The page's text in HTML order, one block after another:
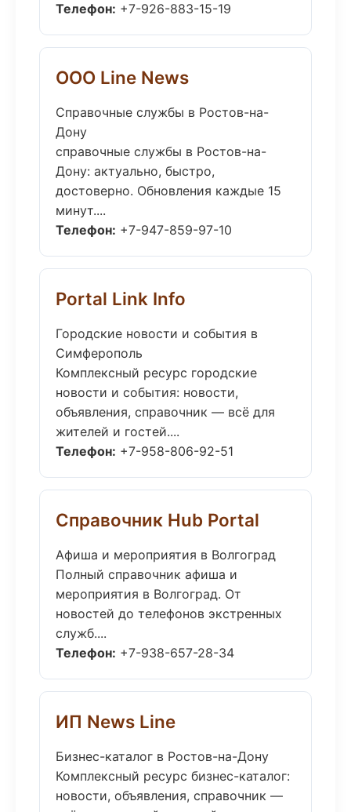
Телефон: +7-926-883-15-19
ООО Line News
Справочные службы в Ростов-на-
Дону
справочные службы в Ростов-на-
Дону: актуально, быстро,
достоверно. Обновления каждые 15
минут....
Телефон: +7-947-859-97-10
Portal Link Info
Городские новости и события в
Симферополь
Комплексный ресурс городские
новости и события: новости,
объявления, справочник — всё для
жителей и гостей....
Телефон: +7-958-806-92-51
Справочник Hub Portal
Афиша и мероприятия в Волгоград
Полный справочник афиша и
мероприятия в Волгоград. От
новостей до телефонов экстренных
служб....
Телефон: +7-938-657-28-34
ИП News Line
Бизнес-каталог в Ростов-на-Дону
Комплексный ресурс бизнес-каталог:
новости, объявления, справочник —